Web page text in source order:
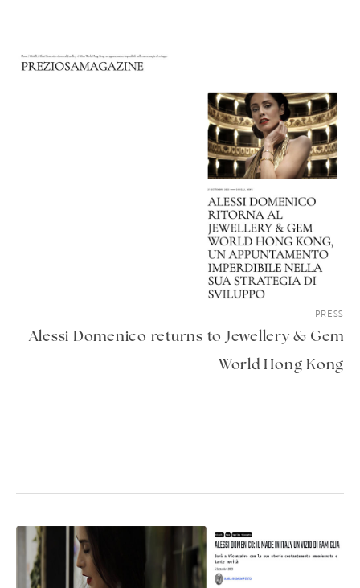
PRESS
Alessi Domenico returns to Jewellery & Gem
World Hong Kong